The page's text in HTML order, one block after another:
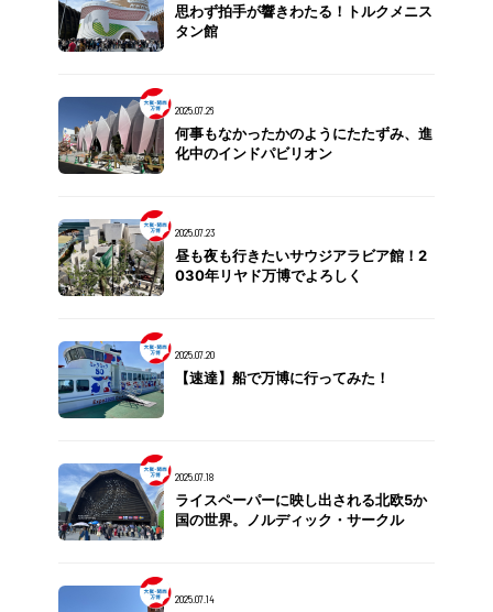
思わず拍手が響きわたる！トルクメニス
タン館
2025.07.26
何事もなかったかのようにたたずみ、進
化中のインドパビリオン
2025.07.23
昼も夜も行きたいサウジアラビア館！2
030年リヤド万博でよろしく
2025.07.20
【速達】船で万博に行ってみた！
2025.07.18
ライスペーパーに映し出される北欧5か
国の世界。ノルディック・サークル
2025.07.14